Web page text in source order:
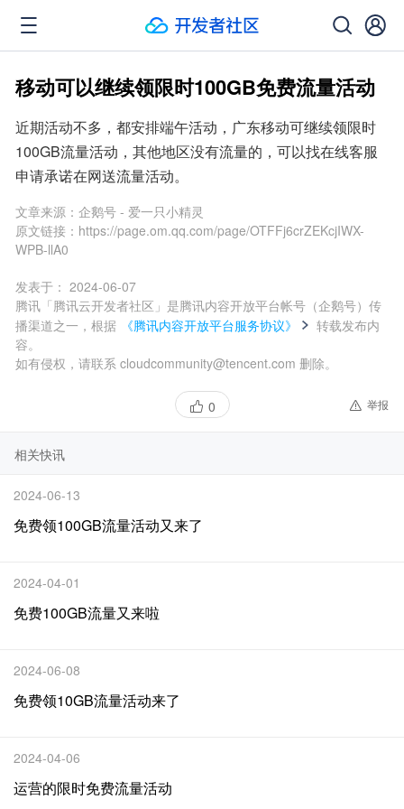
移动可以继续领限时100GB免费流量活动
近期活动不多，都安排端午活动，广东移动可继续领限时
100GB流量活动，其他地区没有流量的，可以找在线客服
申请承诺在网送流量活动。
文章来源： 企鹅号 - 爱一只小精灵
原文链接： https://page.om.qq.com/page/OTFFj6crZEKcjIWX-
WPB-llA0
发表于： 2024-06-07
腾讯「腾讯云开发者社区」是腾讯内容开放平台帐号（企鹅号）传
播渠道之一，根据
《腾讯内容开放平台服务协议》
转载发布内
容。
如有侵权，请联系 cloudcommunity@tencent.com 删除。
0 举报
相关快讯
2024-06-13
免费领100GB流量活动又来了
2024-04-01
免费100GB流量又来啦
2024-06-08
免费领10GB流量活动来了
2024-04-06
运营的限时免费流量活动